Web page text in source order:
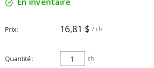
Prix 16,81 $ / ch
Quantité ch